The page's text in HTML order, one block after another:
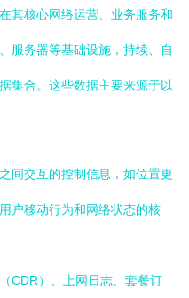
其核心网络运营、业务服务和
服务器等基础设施，持续、自
集合。这些数据主要来源于以
间交互的控制信息，如位置更
户移动行为和网络状态的核
CDR）、上网日志、套餐订